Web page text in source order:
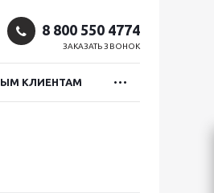
8 800 550 4774
ЗАКАЗАТЬ ЗВОНОК
КЛИЕНТАМ